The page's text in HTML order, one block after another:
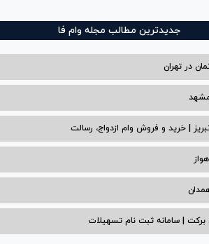
جدیدترین مطالب مجله وام فا
در تهران
| خرید و فروش وام ازدواج، رسالت
برکت | سامانه ثبت نام تسهیلات